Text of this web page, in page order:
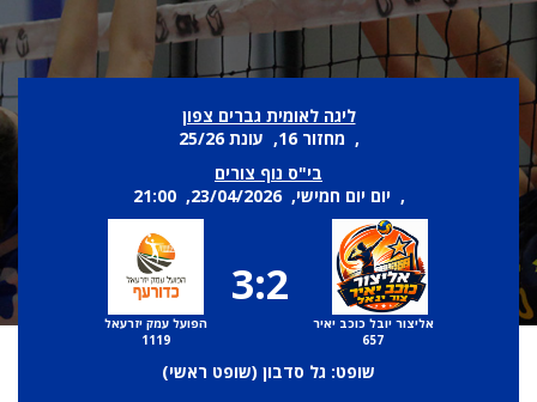
ליגה לאומית גברים צפון
, מחזור 16, עונת 25/26
בי"ס נוף צורים
, יום יום חמישי, 23/04/2026, 21:00
אליצור יובל כוכב יאיר
657
3:2
הפועל עמק יזרעאל
1119
שופט: גל סדבון (שופט ראשי)